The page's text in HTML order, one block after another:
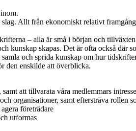
Allt från ekonomiskt relativt
– alla är små i början och
kunskap skapas. Det är ofta också där
och sprida kunskap om hur
den enskilde att överblicka.
att tillvarata våra medlemmars
organisationer, samt eftersträva rollen
företrädare
utformas